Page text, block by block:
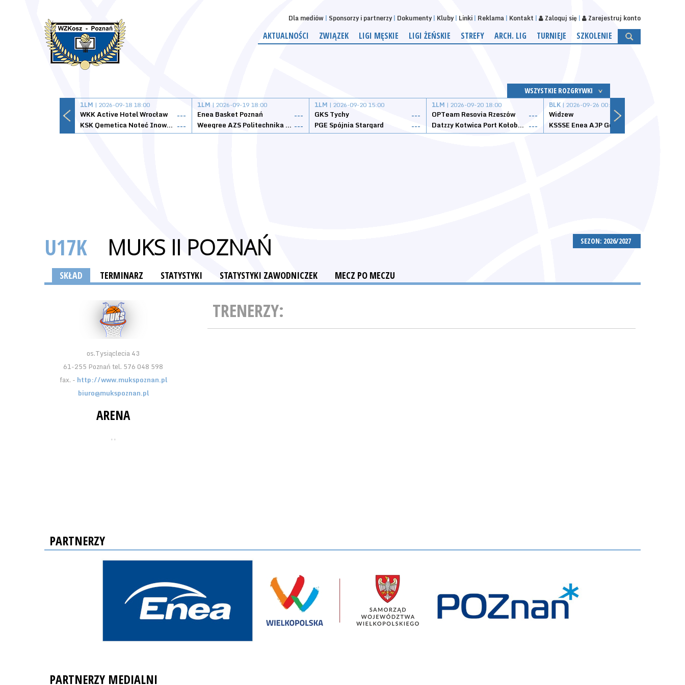
Dla mediów Sponsorzy i partnerzy Dokumenty Kluby Linki Reklama Kontakt Zaloguj się Zarejestruj konto
AKTUALNOŚCI ZWIĄZEK LIGI MĘSKIE LIGI ŻEŃSKIE STREFY ARCH. LIG TURNIEJE SZKOLENIE
WSZYSTKIE ROZGRYWKI
1LM | 2026-09-18 18:00
WKK Active Hotel Wrocław
---
KSK Qemetica Noteć Inowrocław ---
1LM | 2026-09-19 18:00
Enea Basket Poznań
---
Weegree AZS Politechnika Opolska ---
1LM | 2026-09-20 15:00
GKS Tychy
---
PGE Spójnia Stargard
---
1LM | 2026-09-20 18:00
OPTeam Resovia Rzeszów
---
Datzzy Kotwica Port Kołobrzeg ---
BLK | 2026-09-26 00:00
Widzew
SEZON: 2026/2027
U17K MUKS II POZNAŃ
SKŁAD TERMINARZ STATYSTYKI STATYSTYKI ZAWODNICZEK MECZ PO MECZU
os.Tysiąclecia 43
61-255 Poznań tel. 576 048 598
fax. - http://www.mukspoznan.pl
biuro@mukspoznan.pl
ARENA
, ,
TRENERZY:
PARTNERZY
PARTNERZY MEDIALNI